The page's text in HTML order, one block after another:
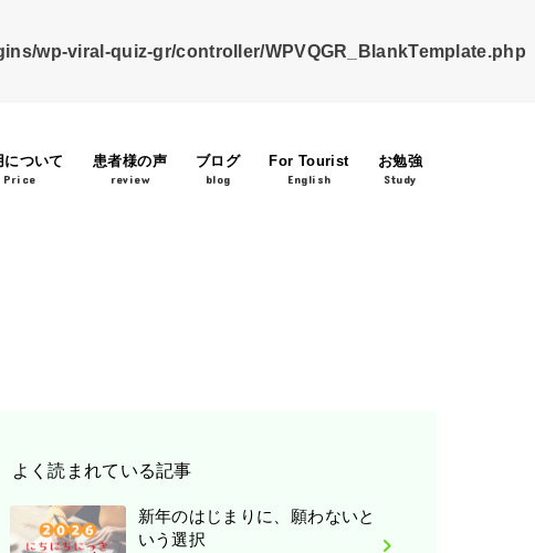
wp-viral-quiz-gr/controller/WPVQGR_BlankTemplate.php
について
Price
患者様の声
review
ブログ
blog
For Tourist
English
お勉強
Study
よく読まれている記事
新年のはじまりに、願わないと
いう選択